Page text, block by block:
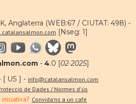
Anglaterra (WEB:67 / CIUTAT: 498) -
[Nseg: 1]
- 4.0 [02·2025]
[ US ] - info@catalansalmon.com
de Dades / Normes d'ús
Convida'ns a un café